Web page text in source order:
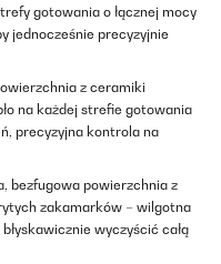
gotowania o łącznej mocy
jednocześnie precyzyjnie
z ceramiki
na każdej strefie gotowania
precyzyjna kontrola na
bezfugowa powierzchnia z
zakamarków – wilgotna
wyczyścić całą